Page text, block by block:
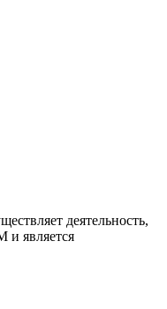
деятельность,
и является